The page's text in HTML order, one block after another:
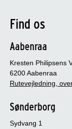
Find os
Aabenraa
Kresten Philipsens
6200 Aabenraa
Rutevejledning,
Sønderborg
Sydvang 1